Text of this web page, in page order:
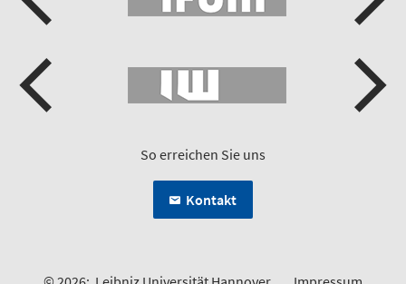
So erreichen Sie uns
Kontakt